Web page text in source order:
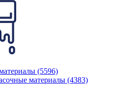
(5596)
материалы (4383)